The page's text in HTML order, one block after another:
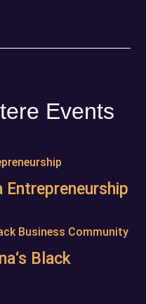
Events
Entrepreneurship
Black